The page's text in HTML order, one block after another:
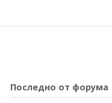
Последно от форума